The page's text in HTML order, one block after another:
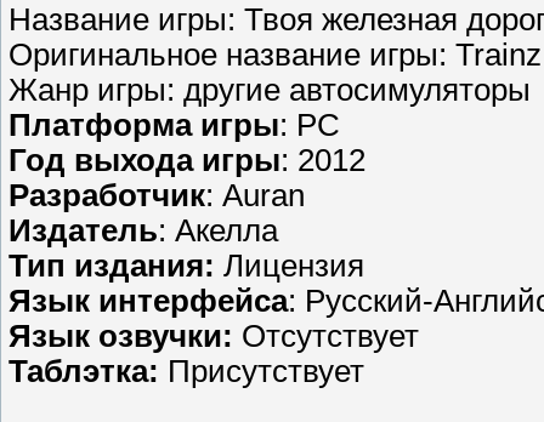
Название игры: Твоя железная
Оригинальное название игры:
Жанр игры: другие автосимуляторы
Платформа игры: PC
Год выхода игры: 2012
Разработчик: Auran
Издатель: Акелла
Тип издания: Лицензия
Язык интерфейса: Русский-
Язык озвучки: Отсутствует
Таблэтка: Присутствует